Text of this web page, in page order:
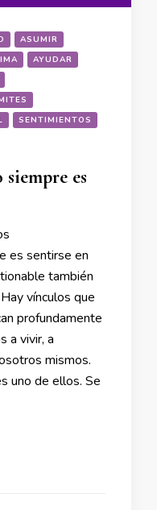
ASUMIR
AYUDAR
SENTIMIENTOS
es
es sentirse en
también
vínculos que
profundamente
a vivir, a
mismos.
uno de ellos. Se